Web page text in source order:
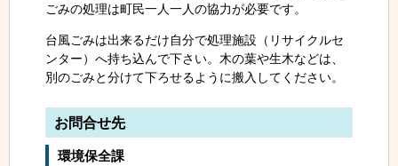
ごみの処理は町民一人一人の協力が必要です。
台風ごみは出来るだけ自分で処理施設（リサイクルセ
ンター）へ持ち込んで下さい。木の葉や生木などは、
別のごみと分けて下ろせるように搬入してください。
お問合せ先
環境保全課